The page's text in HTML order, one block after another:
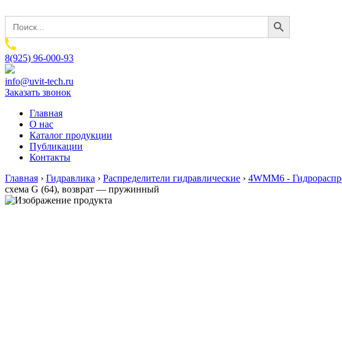
Search
for:
Search Button
8(925) 96-000-93
info@uvit-tech.ru
Заказать звонок
Главная
О нас
Каталог продукции
Публикации
Контакты
Главная › Гидравлика › Распределители гидравлические › 4WMM6 -
схема G (64), возврат — пружинный